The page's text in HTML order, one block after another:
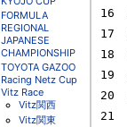
FORMULA
REGIONAL
JAPANESE
CHAMPIONSHIP
TOYOTA GAZOO
Racing Netz Cup
Vitz Race
Vitz関西
Vitz関東
16
17
18
19
20
21